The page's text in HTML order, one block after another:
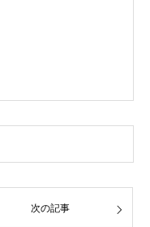
次の記事